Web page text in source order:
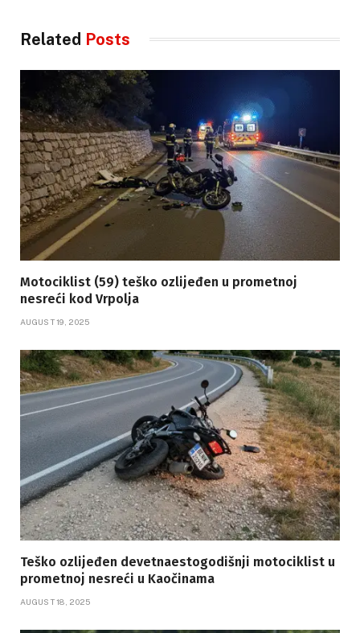
Related Posts
Motociklist (59) teško ozlijeđen u prometnoj
nesreći kod Vrpolja
AUGUST 19, 2025
Teško ozlijeđen devetnaestogodišnji motociklist u
prometnoj nesreći u Kaočinama
AUGUST 18, 2025